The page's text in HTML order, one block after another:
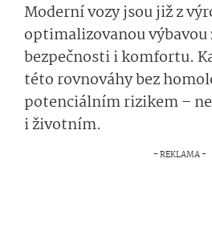
Moderní vozy jsou již z
optimalizovanou výbavou
bezpečnosti i komfortu.
této rovnováhy bez
potenciálním rizikem –
i životním.